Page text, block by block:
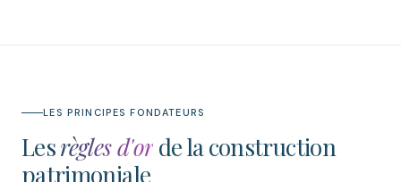
LES PRINCIPES FONDATEURS
Lesrègles d'or de la construction
patrimoniale